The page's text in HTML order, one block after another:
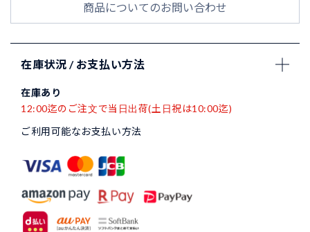
商品についてのお問い合わせ
在庫状況 / お支払い方法
在庫あり
12:00迄のご注文で当日出荷(土日祝は10:00迄)
ご利用可能なお支払い方法